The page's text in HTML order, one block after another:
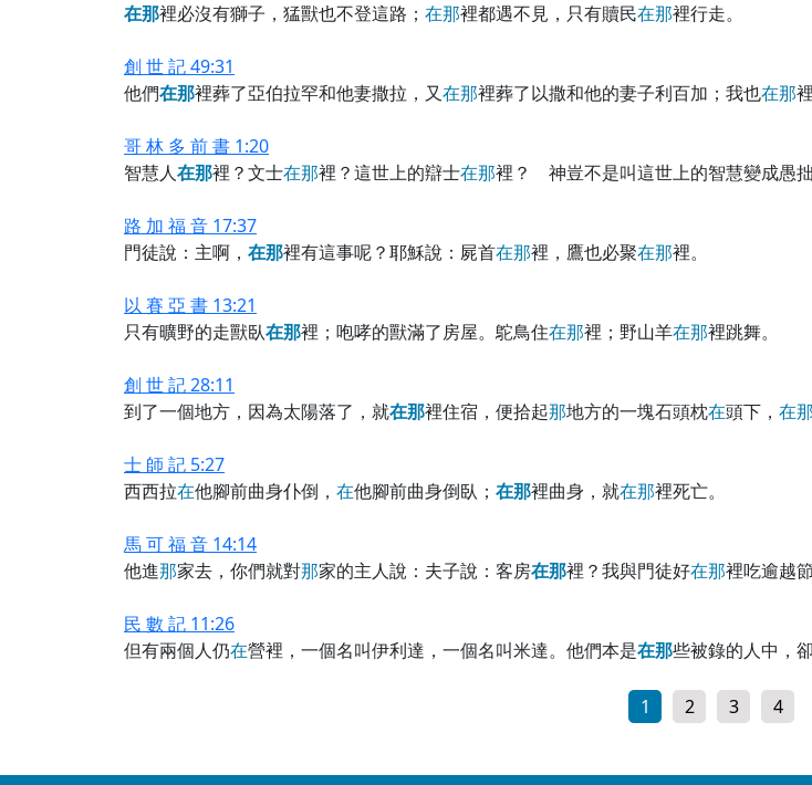
在那裡必沒有獅子，猛獸也不登這路； 在那裡都遇不見，只有贖民在那裡行走。
創 世 記 49:31
他們在那裡葬了亞伯拉罕和他妻撒拉，又在那裡葬了以撒和他的妻子利百加；我也在那
哥 林 多 前 書 1:20
智慧人在那裡？文士在那裡？這世上的辯士在那裡？ 神豈不是叫這世上的智慧變成愚
路 加 福 音 17:37
門徒說：主啊， 在那裡有這事呢？耶穌說：屍首在那裡，鷹也必聚在那裡。
以 賽 亞 書 13:21
只有曠野的走獸臥在那裡；咆哮的獸滿了房屋。鴕鳥住在那裡；野山羊在那裡跳舞。
創 世 記 28:11
到了一個地方，因為太陽落了，就在那裡住宿，便拾起那地方的一塊石頭枕在頭下， 在那
士 師 記 5:27
西西拉在他腳前曲身仆倒， 在他腳前曲身倒臥； 在那裡曲身，就在那裡死亡。
馬 可 福 音 14:14
他進那家去，你們就對那家的主人說：夫子說：客房在那裡？我與門徒好在那裡吃逾越
民 數 記 11:26
但有兩個人仍在營裡，一個名叫伊利達，一個名叫米達。他們本是在那些被錄的人中，
1 2 3 4